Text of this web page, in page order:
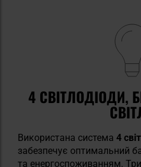
4 СВІТЛОДІОДИ,
Використана система 4
забезпечує оптимальний
та енергоспоживанням.